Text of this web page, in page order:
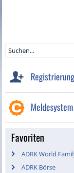
Registrierung
Meldesystem
Favoriten
ADRK World
ADRK Börse